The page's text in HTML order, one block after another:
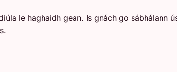
le haghaidh gean. Is gnách go sábhálann